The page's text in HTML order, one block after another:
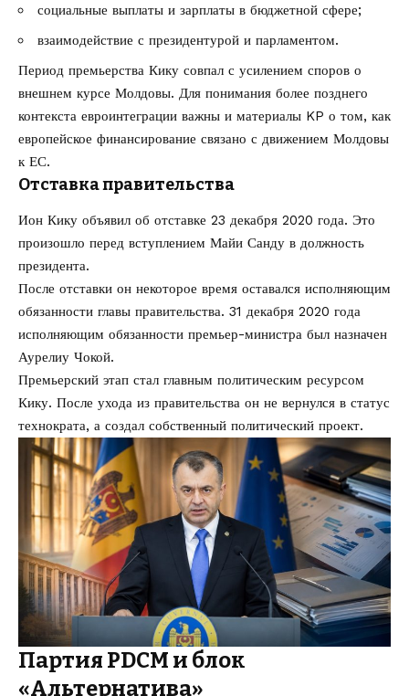
социальные выплаты и зарплаты в бюджетной сфере;
взаимодействие с президентурой и парламентом.
Период премьерства Кику совпал с усилением споров о
внешнем курсе Молдовы. Для понимания более позднего
контекста евроинтеграции важны и материалы KP о том, как
европейское финансирование связано с движением Молдовы
к ЕС.
Отставка правительства
Ион Кику объявил об отставке 23 декабря 2020 года. Это
произошло перед вступлением Майи Санду в должность
президента.
После отставки он некоторое время оставался исполняющим
обязанности главы правительства. 31 декабря 2020 года
исполняющим обязанности премьер-министра был назначен
Аурелиу Чокой.
Премьерский этап стал главным политическим ресурсом
Кику. После ухода из правительства он не вернулся в статус
технократа, а создал собственный политический проект.
Партия PDCM и блок
«Альтернатива»